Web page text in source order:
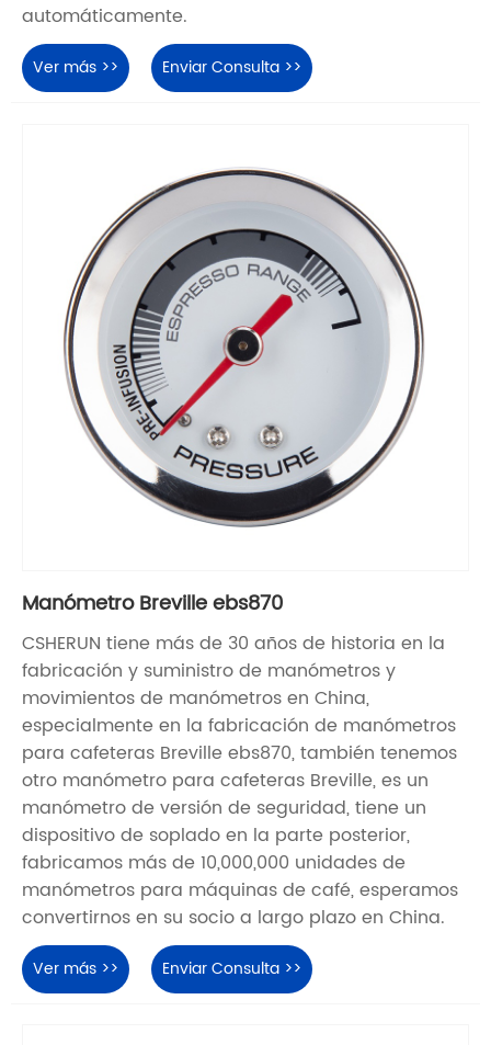
automáticamente.
Ver más >> Enviar Consulta >>
Manómetro Breville ebs870
CSHERUN tiene más de 30 años de historia en la
fabricación y suministro de manómetros y
movimientos de manómetros en China,
especialmente en la fabricación de manómetros
para cafeteras Breville ebs870, también tenemos
otro manómetro para cafeteras Breville, es un
manómetro de versión de seguridad, tiene un
dispositivo de soplado en la parte posterior,
fabricamos más de 10,000,000 unidades de
manómetros para máquinas de café, esperamos
convertirnos en su socio a largo plazo en China.
Ver más >> Enviar Consulta >>